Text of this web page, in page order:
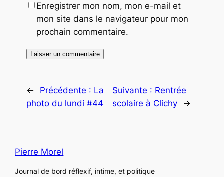
Enregistrer mon nom, mon e-mail et
mon site dans le navigateur pour mon
prochain commentaire.
← Précédente : La
photo du lundi #44
Suivante : Rentrée
scolaire à Clichy
→
Pierre Morel
Journal de bord réflexif, intime, et politique